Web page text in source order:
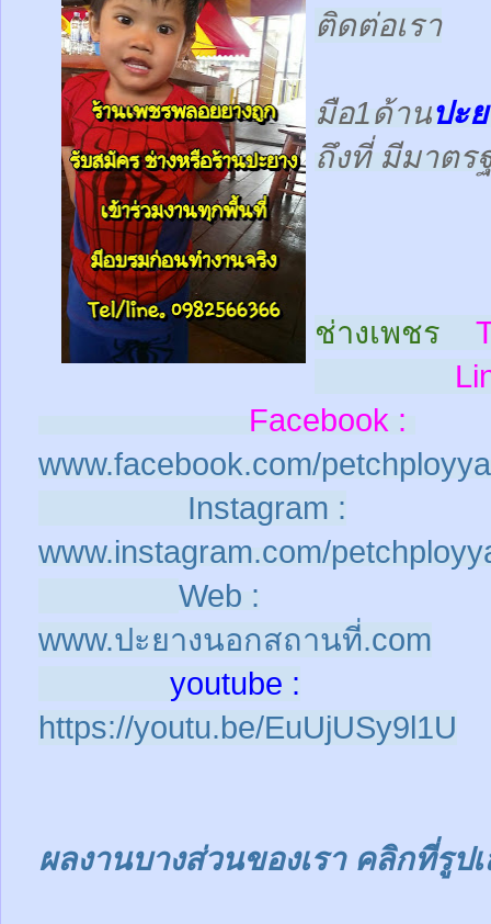
ติดต่อเรา
มือ1ด้านปะ
ถึงที่ มีมาตร
ช่างเพชร
Facebook :
www.facebook.com/
Instagram :
www.instagram.com/
Web :
www.ปะยางนอกสถานที่.com
youtube :
https://youtu.be/EuUjUSy9l1U
ผลงานบางส่วนของเรา คลิกที่รูป